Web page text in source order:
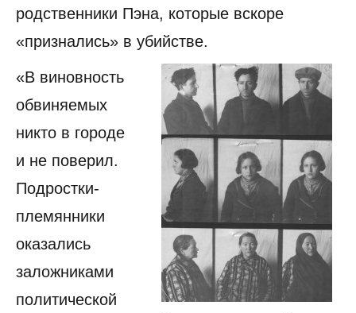
родственники Пэна, которые вскоре
«признались» в убийстве.
«В виновность
обвиняемых
никто в городе
и не поверил.
Подростки-
племянники
оказались
заложниками
политической